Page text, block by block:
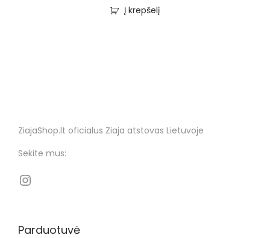
Į krepšelį
ZiajaShop.lt oficialus Ziaja atstovas Lietuvoje
Sekite mus:
Parduotuvė